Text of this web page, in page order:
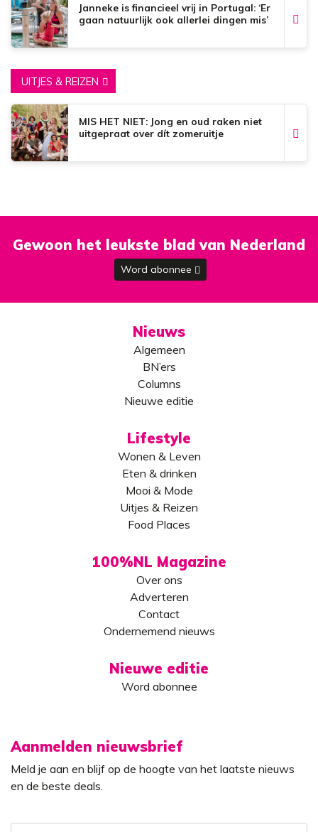
Janneke is financieel vrij in Portugal: ‘Er
gaan natuurlijk ook allerlei dingen mis’
UITJES & REIZEN
MIS HET NIET: Jong en oud raken niet
uitgepraat over dít zomeruitje
Gewoon het leukste blad van Nederland
Word abonnee
Nieuws
Algemeen
BN’ers
Columns
Nieuwe editie
Lifestyle
Wonen & Leven
Eten & drinken
Mooi & Mode
Uitjes & Reizen
Food Places
100%NL Magazine
Over ons
Adverteren
Contact
Ondernemend nieuws
Nieuwe editie
Word abonnee
Aanmelden nieuwsbrief
Meld je aan en blijf op de hoogte van het laatste nieuws
en de beste deals.